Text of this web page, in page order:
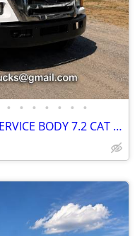
• • • • • • •
2009 Ford F-750 CREW CAB 12' SERVICE BODY 7.2 CAT DIESEL LOW MILES